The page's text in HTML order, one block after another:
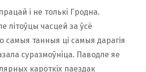
і не толькі Гродна.
літоўцы часцей за ўсё
самыя танныя ці самыя дарагія
суразмоўніца. Паводле яе
кароткіх паездак